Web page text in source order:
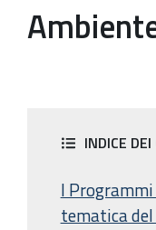
INDICE
I
tematica del